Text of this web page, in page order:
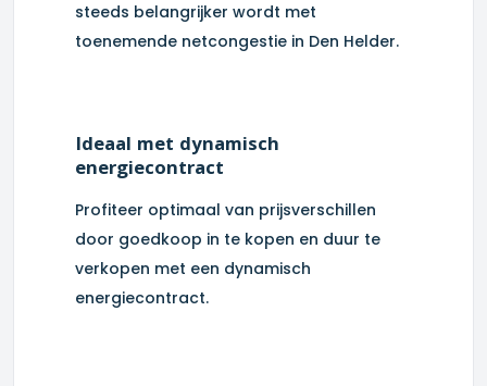
steeds belangrijker wordt met
toenemende netcongestie in Den Helder.
Ideaal met dynamisch
energiecontract
Profiteer optimaal van prijsverschillen
door goedkoop in te kopen en duur te
verkopen met een dynamisch
energiecontract.